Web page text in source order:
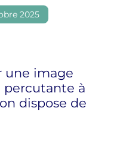
2025
une image
percutante à
dispose de